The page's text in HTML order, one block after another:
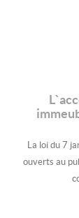
La loi du 7
ouverts au